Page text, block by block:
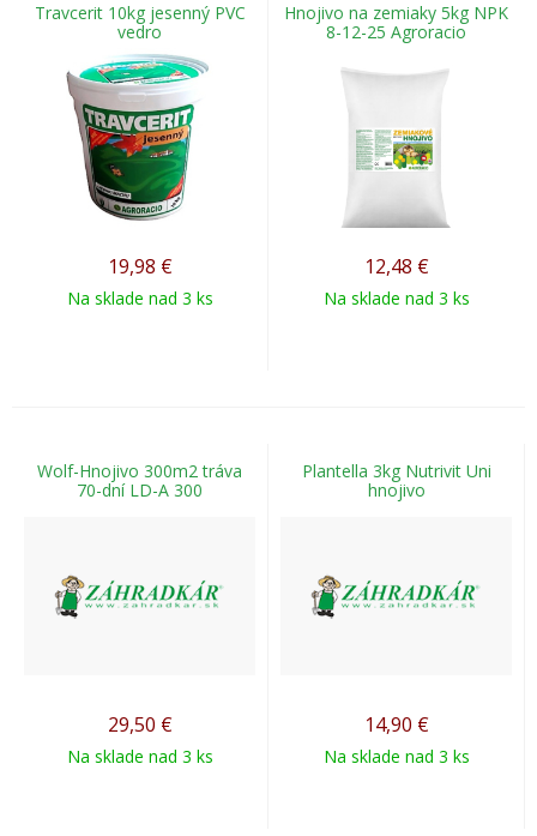
Travcerit 10kg jesenný PVC
vedro
19,98 €
Na sklade nad 3 ks
Hnojivo na zemiaky 5kg NPK
8-12-25 Agroracio
12,48 €
Na sklade nad 3 ks
Wolf-Hnojivo 300m2 tráva
70-dní LD-A 300
29,50 €
Na sklade nad 3 ks
Plantella 3kg Nutrivit Uni
hnojivo
14,90 €
Na sklade nad 3 ks